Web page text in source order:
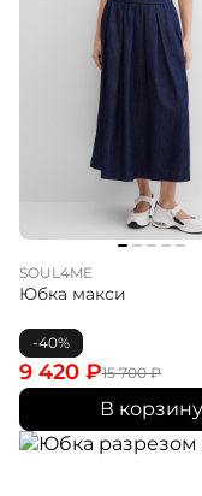
SOUL4ME
Юбка макси
-40%
15 700₽
9 420 ₽
В корзину